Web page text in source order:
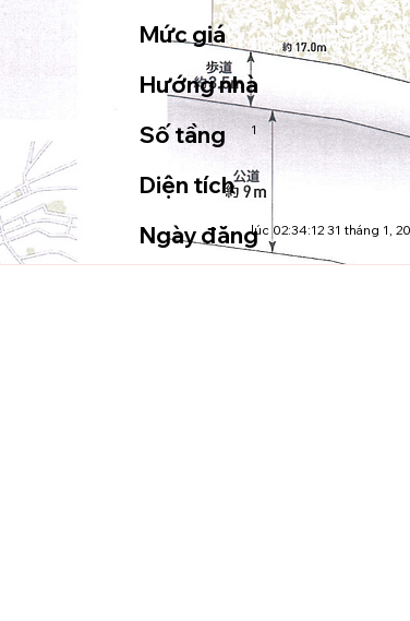
Mức giá
Hướng nhà
Số tầng
1
Diện tích
Ngày đănglúc 02:34:12 31 tháng 1,